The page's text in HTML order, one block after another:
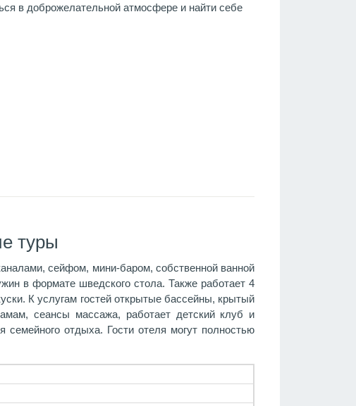
в доброжелательной атмосфере и найти себе
туры
сейфом, мини-баром, собственной ванной
в формате шведского стола. Также работает 4
К услугам гостей открытые бассейны, крытый
сеансы массажа, работает детский клуб и
отдыха. Гости отеля могут полностью